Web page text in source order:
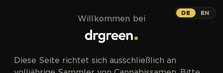
DE EN
Willkommen bei
Diese Seite richtet sich ausschließlich an